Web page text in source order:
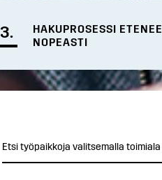
3.
HAKUPROSESSI ETENEE
NOPEASTI
Etsi työpaikkoja valitsemalla toimiala